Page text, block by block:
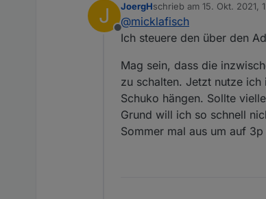
Wallbox in
Laut
J
Offline
JoergHschrieb am 15. Okt. 2021,
zuletzt editiert von
@micklafisch
Ich steuere den über den
Mag sein, dass die
zu schalten. Jetzt nutze ich
Schuko hängen. Sollte
Grund will ich so schnell
Sommer mal aus um auf